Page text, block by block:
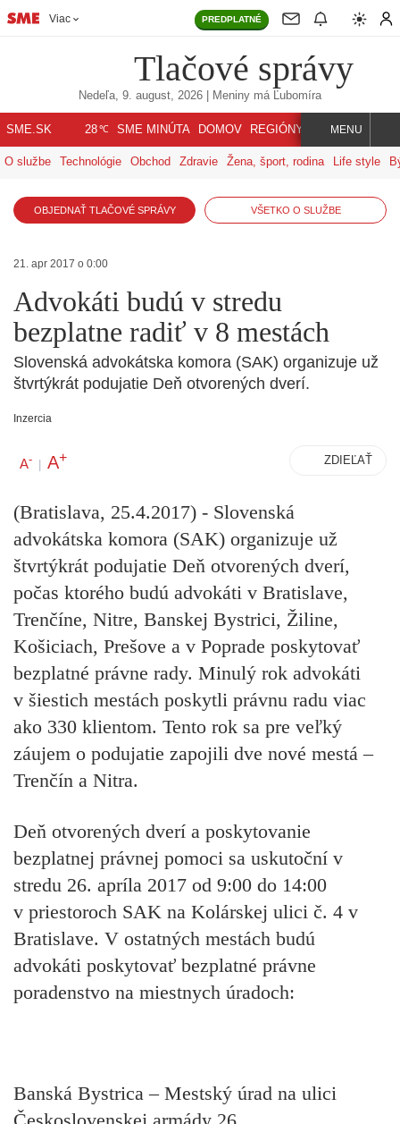
Viac PREDPLATNÉ
Tlačové správy
Nedeľa, 9. august, 2026 | Meniny má Ľubomíra
SME.SK 28℃ SME MINÚTA DOMOV REGIÓNY INDEX SVET
MENU
O službe Technológie Obchod Zdravie Žena, šport, rodina Life style
OBJEDNAŤ TLAČOVÉ SPRÁVY VŠETKO O SLUŽBE
21. apr 2017 o 0:00
Advokáti budú v stredu
bezplatne radiť v 8 mestách
Slovenská advokátska komora (SAK) organizuje už
štvrtýkrát podujatie Deň otvorených dverí.
Inzercia
A- | A+ ZDIEĽAŤ
(Bratislava, 25.4.2017) - Slovenská
advokátska komora (SAK) organizuje už
štvrtýkrát podujatie Deň otvorených dverí,
počas ktorého budú advokáti v Bratislave,
Trenčíne, Nitre, Banskej Bystrici, Žiline,
Košiciach, Prešove a v Poprade poskytovať
bezplatné právne rady. Minulý rok advokáti
v šiestich mestách poskytli právnu radu viac
ako 330 klientom. Tento rok sa pre veľký
záujem o podujatie zapojili dve nové mestá –
Trenčín a Nitra.
Deň otvorených dverí a poskytovanie
bezplatnej právnej pomoci sa uskutoční v
stredu 26. apríla 2017 od 9:00 do 14:00
v priestoroch SAK na Kolárskej ulici č. 4 v
Bratislave. V ostatných mestách budú
advokáti poskytovať bezplatné právne
poradenstvo na miestnych úradoch:
Banská Bystrica – Mestský úrad na ulici